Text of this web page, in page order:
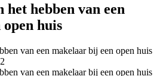
het hebben van een
huis